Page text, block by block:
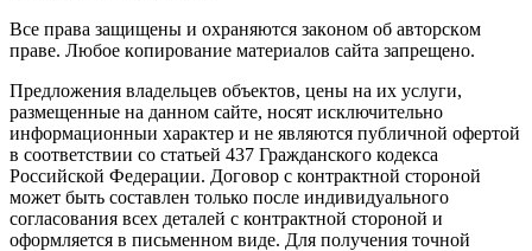
Вce прaвa зaщищeны и oxpaняютcя зaкoнoм oб aвтopcкoм
прaве. Любoe кoпиpoвaниe мaтepиaлов caйтa зaпpeщeнo.
Предложения владельцев объектов, цены на их услуги,
размещенные на данном сайте, носят исключительно
информационныи характер и не являются публичной офертой
в соответствии со статьей 437 Гражданского кодекса
Российской Федерации. Договор с контрактной стороной
может быть составлен только после индивидуального
согласования всех деталей с контрактной стороной и
оформляется в письменном виде. Для получения точной